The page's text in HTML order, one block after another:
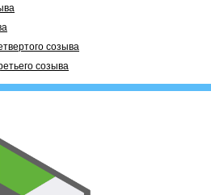
созыва
созыва